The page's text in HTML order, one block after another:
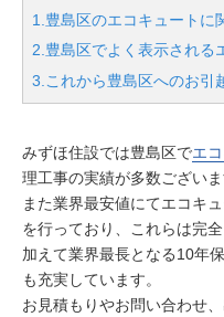
1.豊島区のエコキュートに
2.豊島区でよく表示される
3.これから豊島区へのお引
みずほ住設では豊島区でエ
理工事の実績が多数ございま
また業界最安値にてエコキ
を行っており、これらは完全
加えて業界最長となる10年
も充実しています。
お見積もりやお問い合わせ